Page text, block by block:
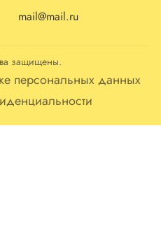
mail@mail.ru
защищены.
персональных данных